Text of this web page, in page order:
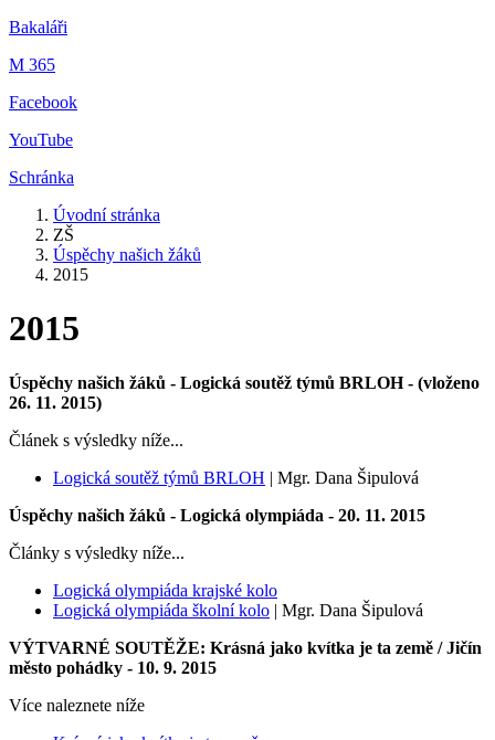
Bakaláři
M 365
Facebook
YouTube
Schránka
Úvodní stránka
ZŠ
Úspěchy našich žáků
2015
2015
Úspěchy našich žáků - Logická soutěž týmů BRLOH - (vloženo
26. 11. 2015)
Článek s výsledky níže...
Logická soutěž týmů BRLOH | Mgr. Dana Šipulová
Úspěchy našich žáků - Logická olympiáda - 20. 11. 2015
Články s výsledky níže...
Logická olympiáda krajské kolo
Logická olympiáda školní kolo | Mgr. Dana Šipulová
VÝTVARNÉ SOUTĚŽE: Krásná jako kvítka je ta země / Jičín
město pohádky - 10. 9. 2015
Více naleznete níže